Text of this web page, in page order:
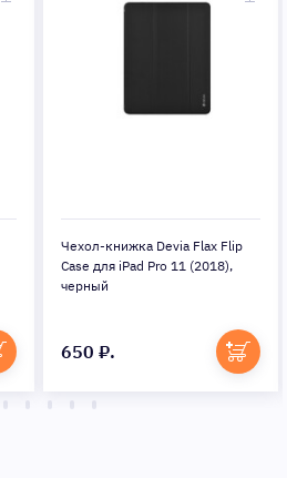
Чехол-книжка Devia Flax Flip
Case для iPad Pro 11 (2018),
черный
650 ₽.